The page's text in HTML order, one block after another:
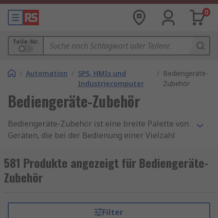
0
Teile-Nr.
/ Automation / SPS, HMIs und
Industriecomputer
/ Bediengeräte-
Zubehör
Bediengeräte-Zubehör
Bediengeräte-Zubehör ist eine breite Palette von
Geräten, die bei der Bedienung einer Vielzahl
kommen. HMI bedeutet "Mensch-Maschinen-
Schnittstelle" (human-machine interface) und
bezieht sich auf Gadgets, mit denen Sie das Beste
Bediengeräte-Zubehör umfasst alles von Kabel
581 Produkte angezeigt für Bediengeräte-
Zubehör
Filter